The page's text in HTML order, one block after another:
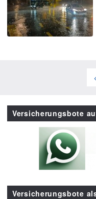
Versicherungsbote
Versicherungsbote